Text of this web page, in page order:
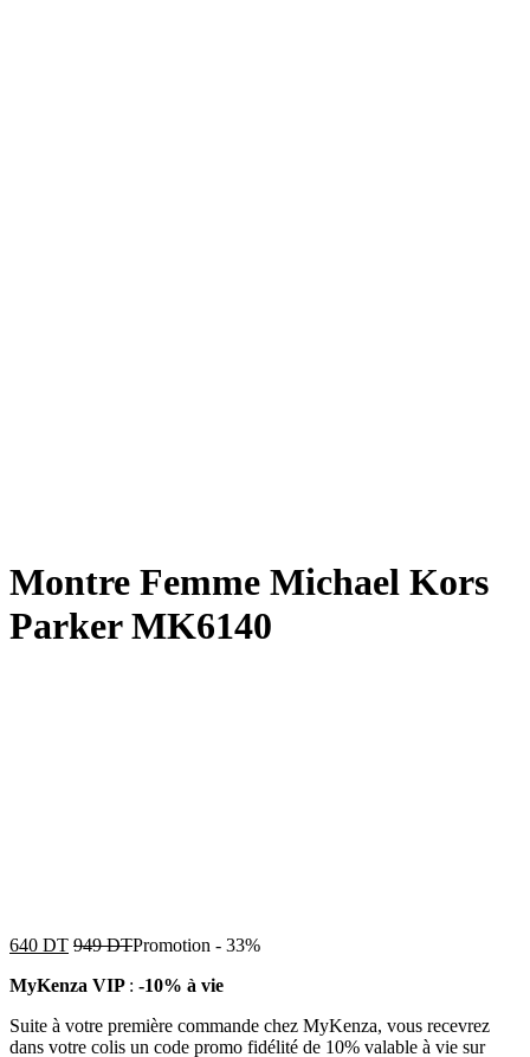
Montre Femme Michael Kors
Parker MK6140
640 DT 949DTPromotion - 33%
MyKenza VIP : -10% à vie
Suite à votre première commande chez MyKenza, vous recevrez
dans votre colis un code promo fidélité de 10% valable à vie sur